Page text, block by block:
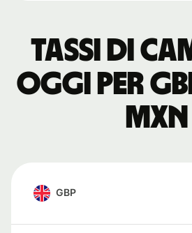
Tassi di
oggi per
MXN
GBP